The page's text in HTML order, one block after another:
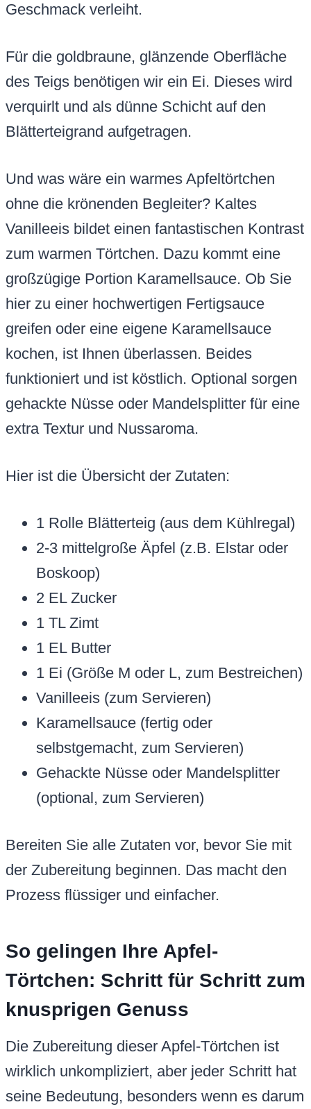
Geschmack verleiht.
Für die goldbraune, glänzende Oberfläche
des Teigs benötigen wir ein Ei. Dieses wird
verquirlt und als dünne Schicht auf den
Blätterteigrand aufgetragen.
Und was wäre ein warmes Apfeltörtchen
ohne die krönenden Begleiter? Kaltes
Vanilleeis bildet einen fantastischen Kontrast
zum warmen Törtchen. Dazu kommt eine
großzügige Portion Karamellsauce. Ob Sie
hier zu einer hochwertigen Fertigsauce
greifen oder eine eigene Karamellsauce
kochen, ist Ihnen überlassen. Beides
funktioniert und ist köstlich. Optional sorgen
gehackte Nüsse oder Mandelsplitter für eine
extra Textur und Nussaroma.
Hier ist die Übersicht der Zutaten:
1 Rolle Blätterteig (aus dem Kühlregal)
2-3 mittelgroße Äpfel (z.B. Elstar oder
Boskoop)
2 EL Zucker
1 TL Zimt
1 EL Butter
1 Ei (Größe M oder L, zum Bestreichen)
Vanilleeis (zum Servieren)
Karamellsauce (fertig oder
selbstgemacht, zum Servieren)
Gehackte Nüsse oder Mandelsplitter
(optional, zum Servieren)
Bereiten Sie alle Zutaten vor, bevor Sie mit
der Zubereitung beginnen. Das macht den
Prozess flüssiger und einfacher.
So gelingen Ihre Apfel-
Törtchen: Schritt für Schritt zum
knusprigen Genuss
Die Zubereitung dieser Apfel-Törtchen ist
wirklich unkompliziert, aber jeder Schritt hat
seine Bedeutung, besonders wenn es darum